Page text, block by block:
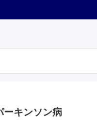
ーキンソン病